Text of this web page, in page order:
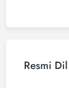
Resmi Dil